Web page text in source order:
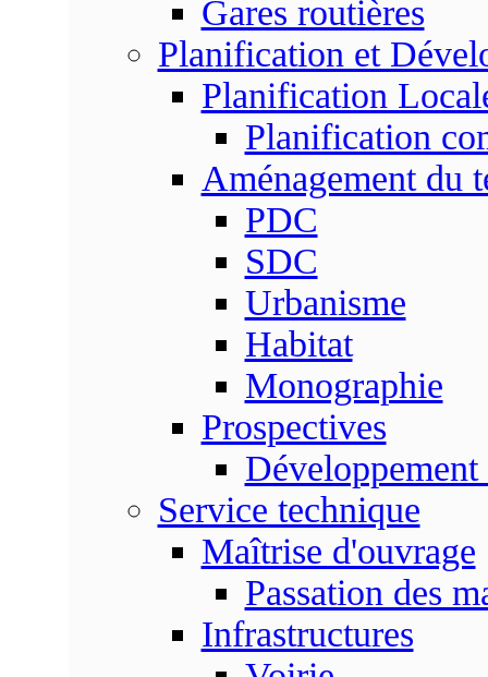
Gares routières
Planification et
Planification
Planification
Aménagement du
PDC
SDC
Urbanisme
Habitat
Monographie
Prospectives
Développement
Service technique
Maîtrise d'ouvrage
Passation des
Infrastructures